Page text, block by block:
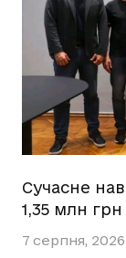
Сучасне
1,35 млн
7 серпня, 2026